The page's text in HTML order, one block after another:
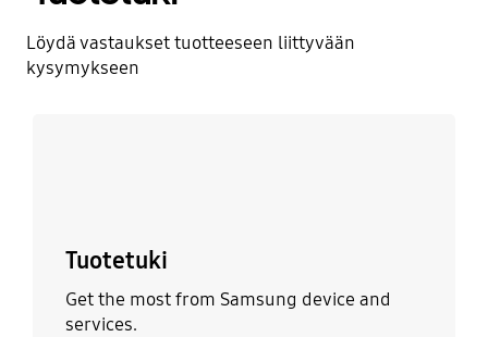
Löydä vastaukset tuotteeseen liittyvään
kysymykseen
Tuotetuki
Get the most from Samsung device and
services.